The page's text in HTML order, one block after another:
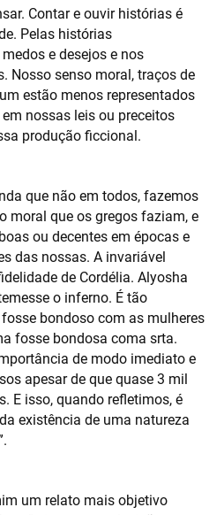
Contar e ouvir histórias é
Pelas histórias
e desejos e nos
Nosso senso moral, traços de
estão menos representados
nossas leis ou preceitos
produção ficcional.
que não em todos, fazemos
moral que os gregos faziam, e
ou decentes em épocas e
das nossas. A invariável
de Cordélia. Alyosha
o inferno. É tão
bondoso com as mulheres
fosse bondosa coma srta.
de modo imediato e
apesar de que quase 3 mil
E isso, quando refletimos, é
existência de uma natureza
um relato mais objetivo